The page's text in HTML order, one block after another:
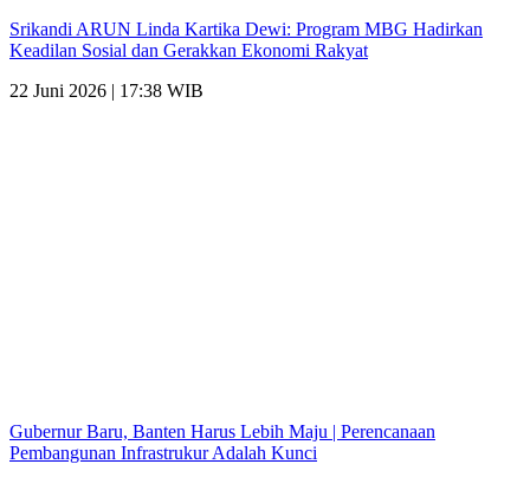
Srikandi ARUN Linda Kartika Dewi: Program MBG Hadirkan
Keadilan Sosial dan Gerakkan Ekonomi Rakyat
22 Juni 2026 | 17:38 WIB
Gubernur Baru, Banten Harus Lebih Maju | Perencanaan
Pembangunan Infrastrukur Adalah Kunci